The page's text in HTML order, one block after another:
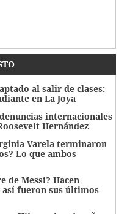
al salir de clases:
en La Joya
internacionales
Hernández
Varela terminaron
Lo que ambos
de Messi? Hacen
fueron sus últimos